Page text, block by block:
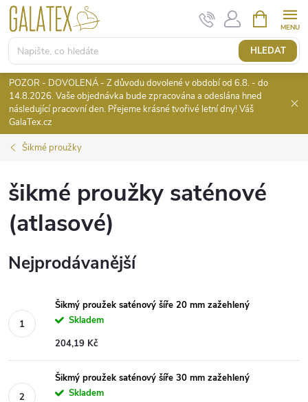
Přejít
obsah
HLEDAT
NÁKUPNÍ
KOŠÍK
POZOR - DOVOLENÁ - Z důvodu dovolené v období od 6.8. - do
14.8.2026. Vaše objednávka bude zpracována a odeslána hned
následující pracovní den. Přejeme krásné tvořivé letní dny! Váš
GalaTex.cz
Šikmé proužky
šikmé proužky saténové
(atlasové)
Nejprodávanější
Šikmý proužek saténový šíře 20 mm zažehlený
Skladem
204,19 Kč
Šikmý proužek saténový šíře 30 mm zažehlený
Skladem